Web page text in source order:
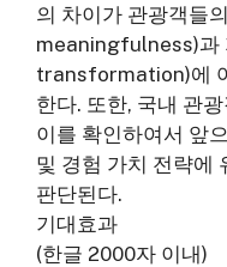
의 차이가 관광객들
meaningfulness)과
transformation)에
한다. 또한, 국내 관
이를 확인하여서 앞
및 경험 가치 전략에
판단된다.
기대효과
(한글 2000자 이내)